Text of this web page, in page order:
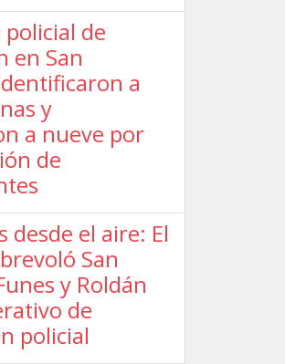
de
en San
a
y
a nueve por
de
desde el aire: El
San
y Roldán
de
policial